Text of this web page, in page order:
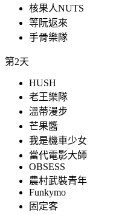
核果人NUTS
等阮返來
手骨樂隊
第2天
HUSH
老王樂隊
溫蒂漫步
芒果醬
我是機車少女
當代電影大師
OBSESS
農村武裝青年
Funkymo
固定客